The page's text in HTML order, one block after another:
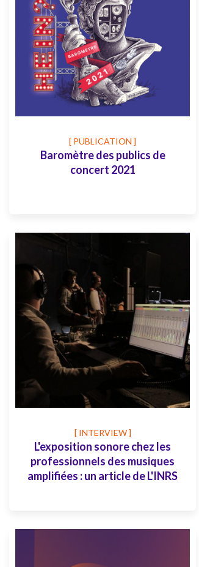
[ PUBLICATION ]
Baromètre des publics de
concert 2021
[ INTERVIEW ]
L'exposition sonore chez les
professionnels des musiques
amplifiées : un article de L'INRS